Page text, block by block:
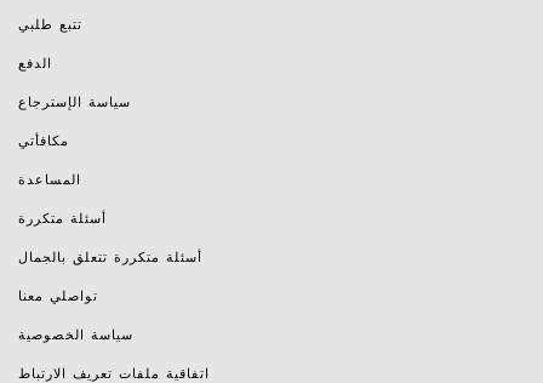
تتبع طلبي
الدفع
سياسة الإسترجاع
مكافأتي
المساعدة
أسئلة متكررة
أسئلة متكررة تتعلق بالجمال
تواصلي معنا
سياسة الخصوصية
اتفاقية ملفات تعريف الارتباط